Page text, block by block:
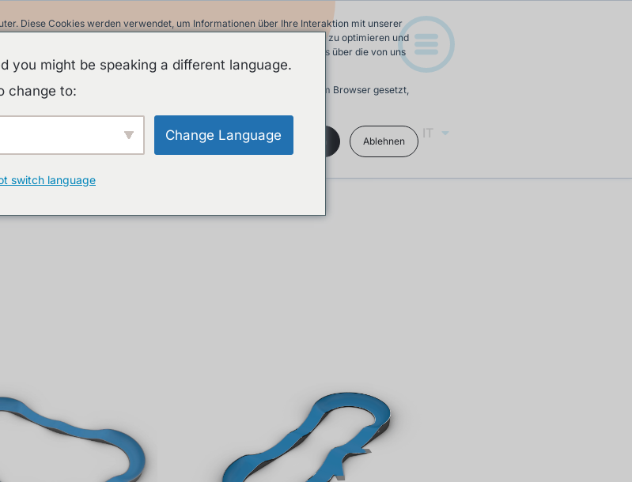
Diese Cookies werden verwendet, um Informationen über Ihre Interaktion mit unserer
können. Wir nutzen diese Informationen, um Ihre Website-Erfahrung zu optimieren und
auf dieser Website und anderen Medien-Seiten zu erstellen. Mehr Infos über die von uns
Besuch dieser Website nicht erfasst. Ein einzelnes Cookie wird in Ihrem Browser gesetzt,
möchten.
Akzeptieren Ablehnen
IT
FIBRA DI VETRO
you might be speaking a different language.
change to:
Change Language
switch language